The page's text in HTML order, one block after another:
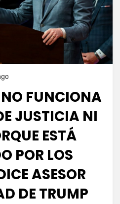
FUNCIONA
JUSTICIA NI
ESTÁ
POR LOS
ASESOR
DE TRUMP